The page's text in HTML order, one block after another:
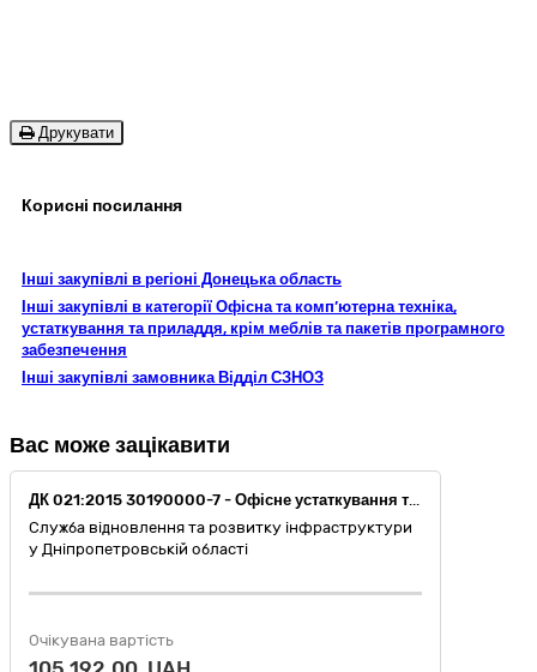
Друкувати
Корисні посилання
Інші закупівлі в регіоні Донецька область
Інші закупівлі в категорії Офісна та комп’ютерна техніка,
устаткування та приладдя, крім меблів та пакетів програмного
забезпечення
Інші закупівлі замовника Відділ СЗНОЗ
Вас може зацікавити
ДК 021:2015 30190000-7 - Офісне устаткування та приладдя різне (Папір та канцелярські товари)
Служба відновлення та розвитку інфраструктури
у Дніпропетровській області
Очікувана вартість